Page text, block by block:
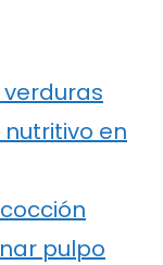
nutritivo en
pulpo